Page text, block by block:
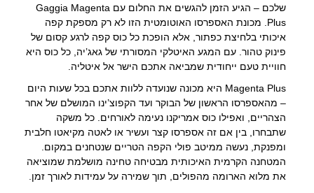
שלכם – הגיע הזמן להגשים את החלום עם Gaggia Magenta
Plus. מכונת האספרסו האוטומטית הזו לא רק מספקת קפה
איכותי בלחיצת כפתור, אלא הופכת כל כוס קפה לרגע קסום של
פינוק טהור. עם המגע האיטלקי המסורתי של גאג’יה, כל כוס היא
חוויית טעם ייחודית שמביאה אתכם הישר אל איטליה.
Magenta Plus היא מכונה שנועדה ללוות אתכם בכל שעות היום
– מהאספרסו הראשון של הבוקר ועד הקפוצ’ינו המושלם של אחר
הצהריים, ואפילו כוס אמריקנו נעימה לאורחים. כל משקה
שתבחרו, בין אם זה אספרסו קצר ועשיר או לאטה מקיאטו חלבית
ומפנקת, נעשה ממיטב פולי הקפה הטריים שנטחנים במקום.
המטחנה הקרמית האיכותית מבטיחה טחינה מושלמת שמוציאה
את מלוא הארומה מהפולים, תוך שמירה על עמידות לאורך זמן.